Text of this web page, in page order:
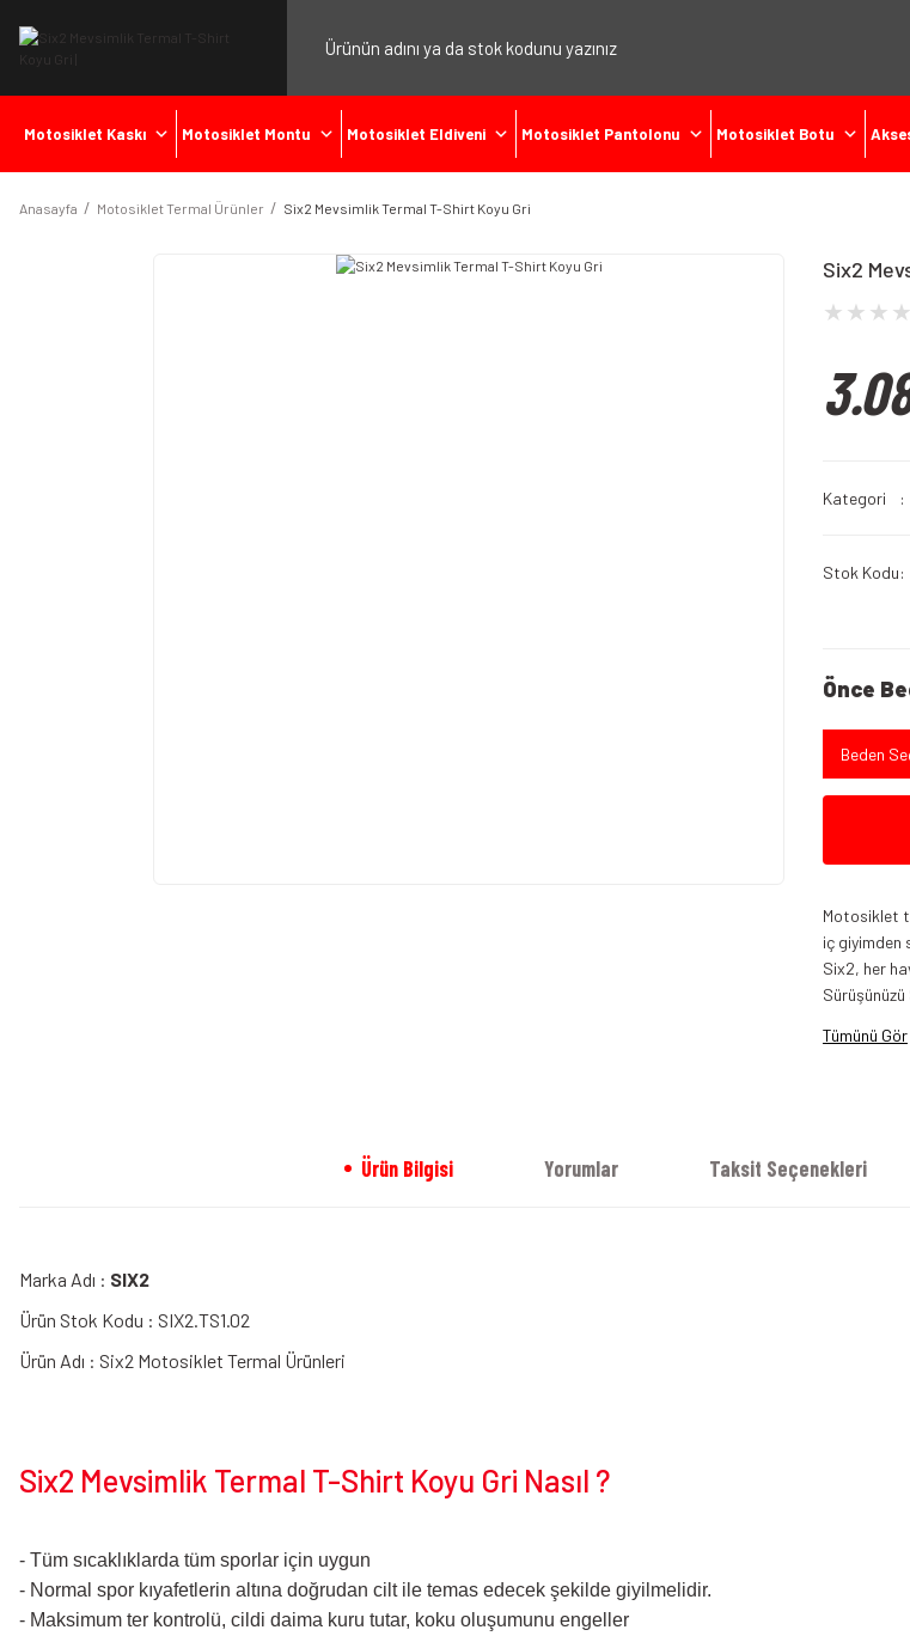
Motosiklet Kaskı Motosiklet Montu Motosiklet Eldiveni Motosiklet Pantolonu Motosiklet Botu
Anasayfa Motosiklet Termal Ürünler Six2 Mevsimlik Termal T-Shirt Koyu Gri
Six2
Kategori
Stok Kodu
Önce
Beden
Motosiklet
iç giyimden
Six2, her
Tümünü Gör
Ürün Bilgisi Yorumlar Taksit Seçenekleri
Marka Adı : SIX2
Ürün Stok Kodu : SIX2.TS1.02
Ürün Adı : Six2 Motosiklet Termal Ürünleri
Six2 Mevsimlik Termal T-Shirt Koyu Gri Nasıl ?
- Tüm sıcaklıklarda tüm sporlar için uygun
- Normal spor kıyafetlerin altına doğrudan cilt ile temas edecek şekilde giyilmelidir.
- Maksimum ter kontrolü, cildi daima kuru tutar, koku oluşumunu engeller